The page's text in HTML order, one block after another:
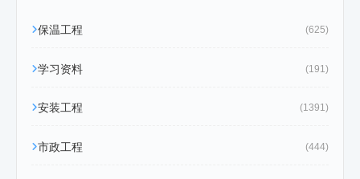
保温工程 (625)
学习资料 (191)
安装工程 (1391)
市政工程 (444)